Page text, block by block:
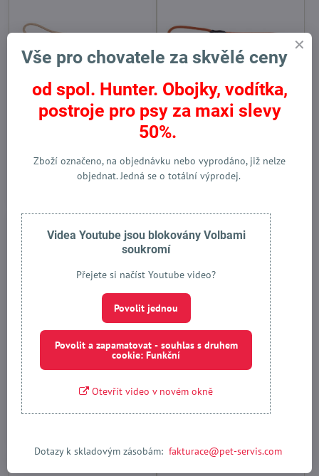
Vodítko pro psa Vario
od 807 Kč
Zobrazit
Vodítko pro psy Freestyle
540 Kč
Zobrazit
Výcvikové Vodítko Freestyle
oranžové
Na objednávku
1013 Kč
Vodítko Vario Freestyle
oranžové
od 807 Kč
Vše pro chovatele za skvělé ceny
od spol. Hunter. Obojky, vodítka,
postroje pro psy za maxi slevy
50%.
Zboží označeno, na objednávku nebo vyprodáno, již nelze
objednat. Jedná se o totální výprodej.
Videa Youtube jsou blokovány Volbami
soukromí
Přejete si načíst Youtube video?
Povolit jednou
Povolit a zapamatovat - souhlas s druhem
cookie: Funkční
Otevřít video v novém okně
Dotazy k skladovým zásobám:fakturace@pet-servis.com